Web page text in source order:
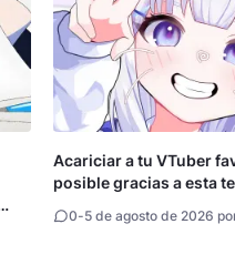
Acariciar a tu VTuber
posible gracias a esta
0-5 de agosto de 2026